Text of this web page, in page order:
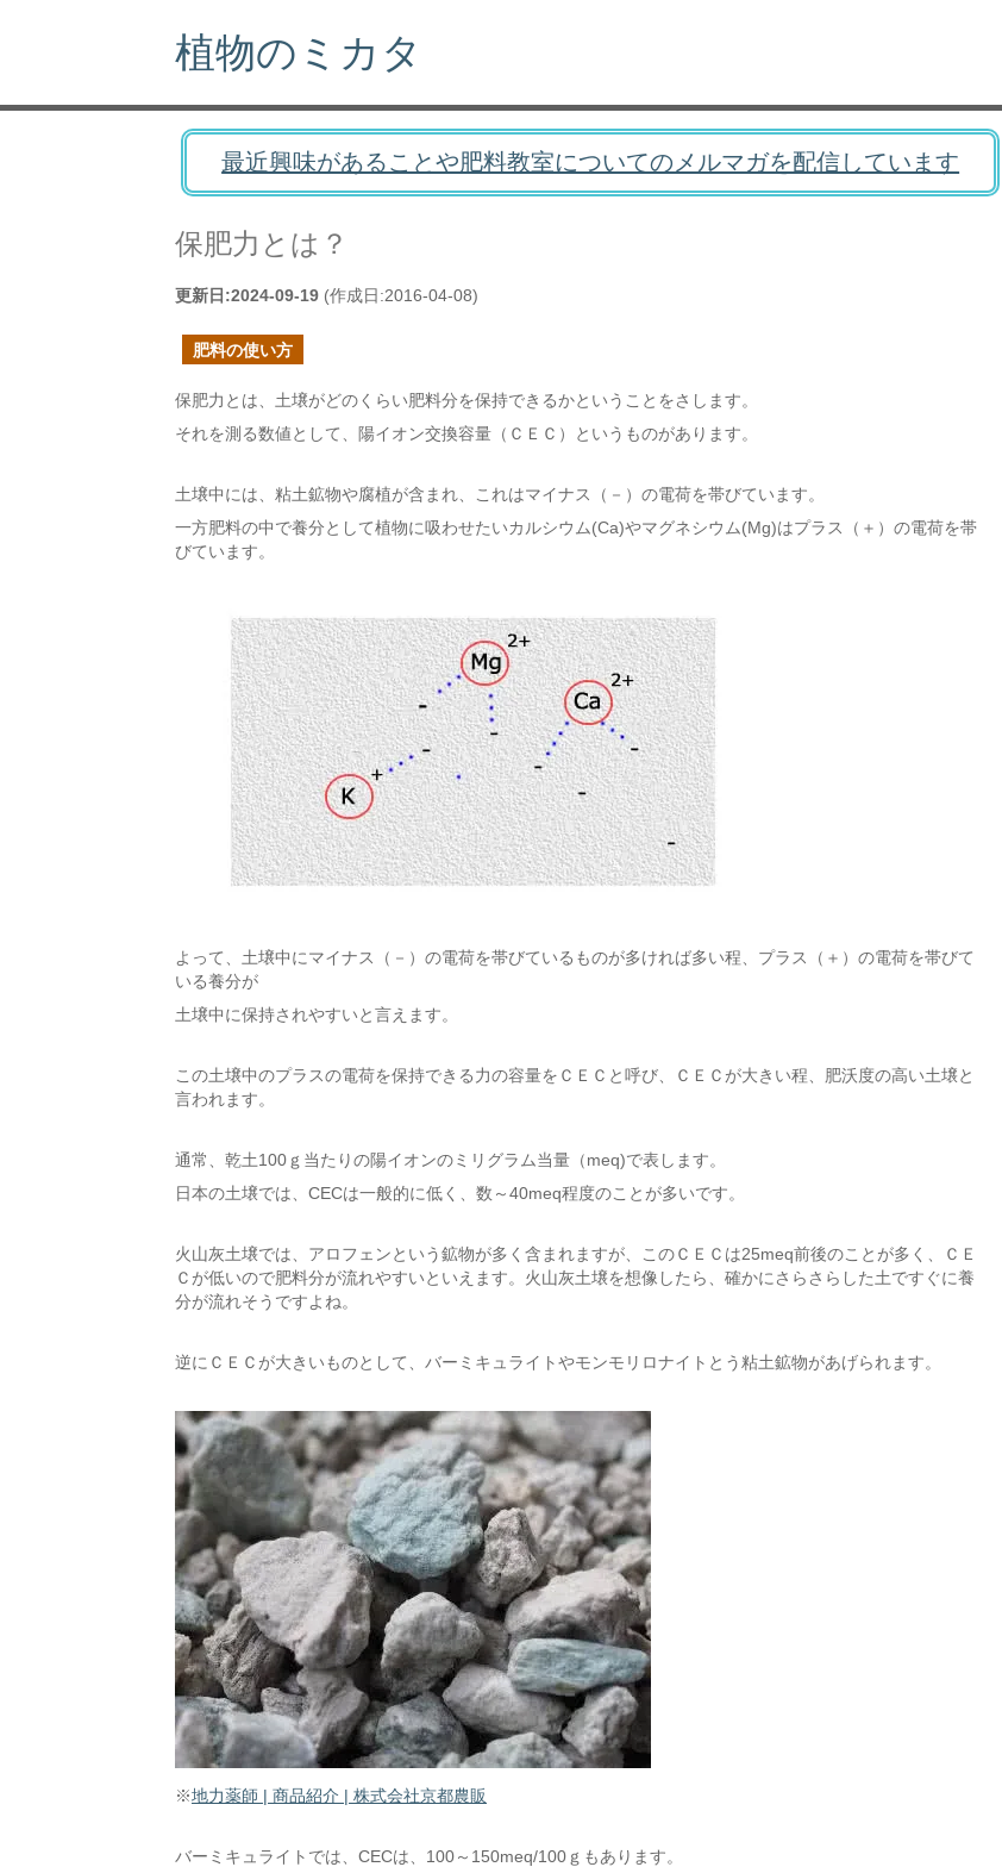
植物のミカタ
最近興味があることや肥料教室についてのメルマガを配信しています
保肥力とは？
更新日:2024-09-19 (作成日:2016-04-08)
肥料の使い方
保肥力とは、土壌がどのくらい肥料分を保持できるかということをさします。
それを測る数値として、陽イオン交換容量（ＣＥＣ）というものがあります。
土壌中には、粘土鉱物や腐植が含まれ、これはマイナス（－）の電荷を帯びています。
一方肥料の中で養分として植物に吸わせたいカルシウム(Ca)やマグネシウム(Mg)はプラス（＋）の電荷を帯
びています。
よって、土壌中にマイナス（－）の電荷を帯びているものが多ければ多い程、プラス（＋）の電荷を帯びて
いる養分が
土壌中に保持されやすいと言えます。
この土壌中のプラスの電荷を保持できる力の容量をＣＥＣと呼び、ＣＥＣが大きい程、肥沃度の高い土壌と
言われます。
通常、乾土100ｇ当たりの陽イオンのミリグラム当量（meq)で表します。
日本の土壌では、CECは一般的に低く、数～40meq程度のことが多いです。
火山灰土壌では、アロフェンという鉱物が多く含まれますが、このＣＥＣは25meq前後のことが多く、ＣＥ
Ｃが低いので肥料分が流れやすいといえます。火山灰土壌を想像したら、確かにさらさらした土ですぐに養
分が流れそうですよね。
逆にＣＥＣが大きいものとして、バーミキュライトやモンモリロナイトとう粘土鉱物があげられます。
※地力薬師 | 商品紹介 | 株式会社京都農販
バーミキュライトでは、CECは、100～150meq/100ｇもあります。